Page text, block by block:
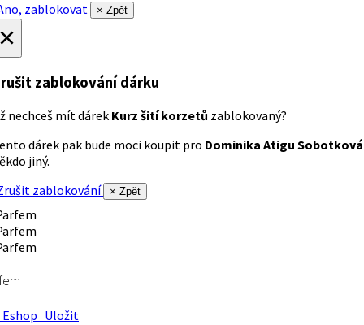
zablokovat
× Zpět
zablokování dárku
nechceš mít dárek Kurz šití korzetů zablokovaný?
dárek pak bude moci koupit pro Dominika Atigu Sobotková
jiný.
zablokování
× Zpět
Uložit